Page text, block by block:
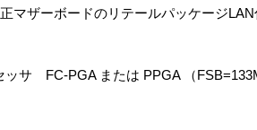
マザーボードのリテールパッケージ
ッサ FC-PGA または PPGA （